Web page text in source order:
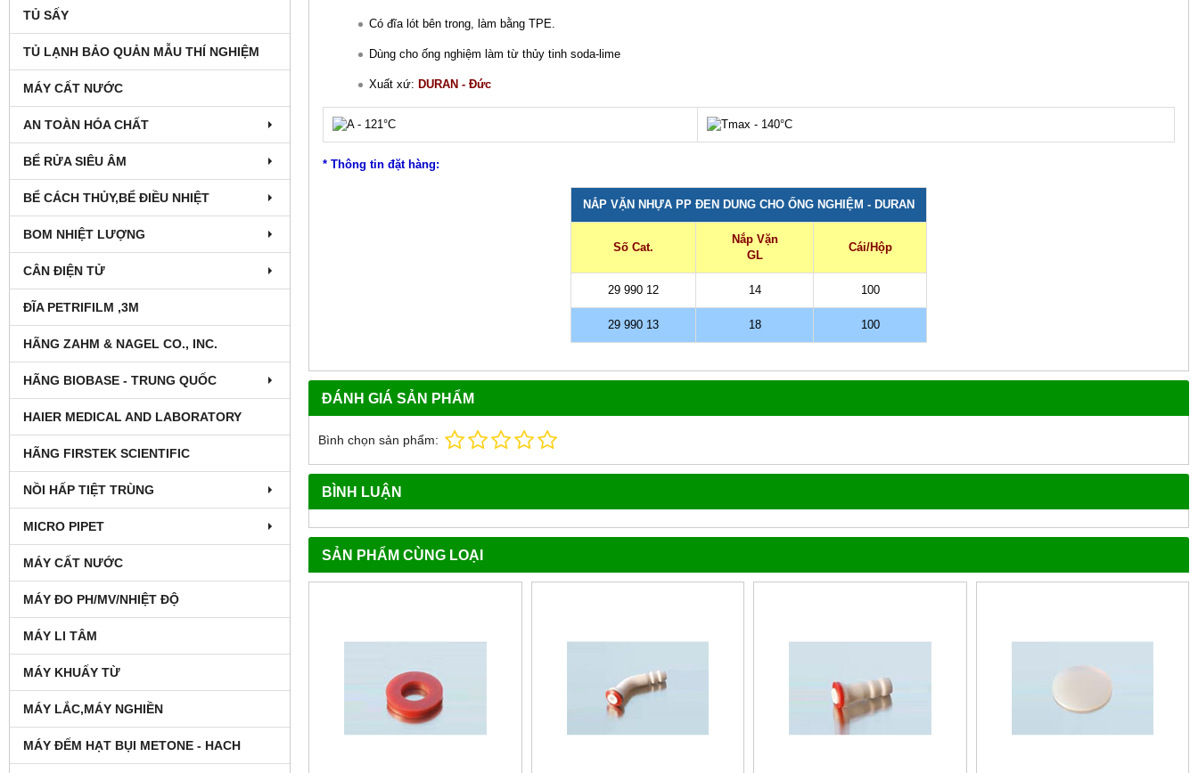
TỦ SẤY
TỦ LẠNH BẢO QUẢN MẪU THÍ NGHIỆM
MÁY CẤT NƯỚC
AN TOÀN HÓA CHẤT
BỂ RỬA SIÊU ÂM
BỂ CÁCH THỦY,BỂ ĐIỀU NHIỆT
BOM NHIỆT LƯỢNG
CÂN ĐIỆN TỬ
ĐĨA PETRIFILM ,3M
HÃNG ZAHM & NAGEL CO., INC.
HÃNG BIOBASE - TRUNG QUỐC
HAIER MEDICAL AND LABORATORY
HÃNG FIRSTEK SCIENTIFIC
NỒI HẤP TIỆT TRÙNG
MICRO PIPET
MÁY CẤT NƯỚC
MÁY ĐO PH/MV/NHIỆT ĐỘ
MÁY LI TÂM
MÁY KHUẤY TỪ
MÁY LẮC,MÁY NGHIỀN
MÁY ĐẾM HẠT BỤI METONE - HACH
Có đĩa lót bên trong, làm bằng TPE.
Dùng cho ống nghiệm làm từ thủy tinh soda-lime
Xuất xứ: DURAN - Đức
* Thông tin đặt hàng:
NẮP VẶN NHỰA PP ĐEN DUNG CHO ỐNG NGHIỆM - DURAN
Số Cat.
Nắp Vặn
GL
Cái/Hộp
29 990 12 14 100
29 990 13 18 100
ĐÁNH GIÁ SẢN PHẨM
Bình chọn sản phẩm:
BÌNH LUẬN
SẢN PHẨM CÙNG LOẠI